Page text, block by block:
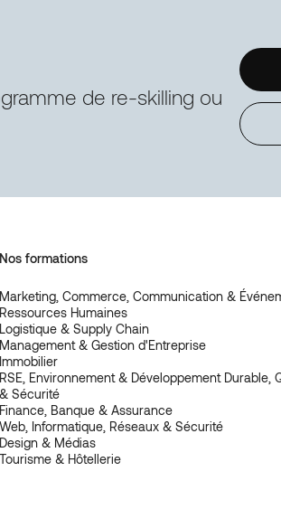
de re-skilling ou
Nos formations
Marketing, Commerce, Communication &
Ressources Humaines
Logistique & Supply Chain
Management & Gestion d'Entreprise
Immobilier
RSE, Environnement & Développement Durable,
& Sécurité
Finance, Banque & Assurance
Web, Informatique, Réseaux & Sécurité
Design & Médias
Tourisme & Hôtellerie